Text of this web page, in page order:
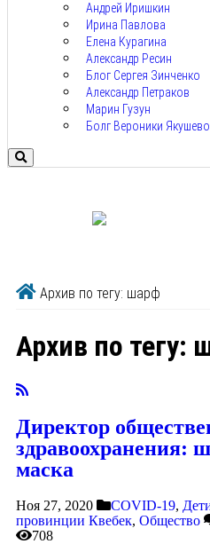
Андрей Иришкин
Ирина Павлова
Елена Курагина
Александр Ресин
Блог Сергея Зинченко
Александр Петраков
Марин Гузун
Болг Вероники
Архив по тегу: шарф
Архив по тегу:
Директор
здравоохранения:
маска
Ноя 27, 2020 COVID-19,
провинции Квебек, Общество
708